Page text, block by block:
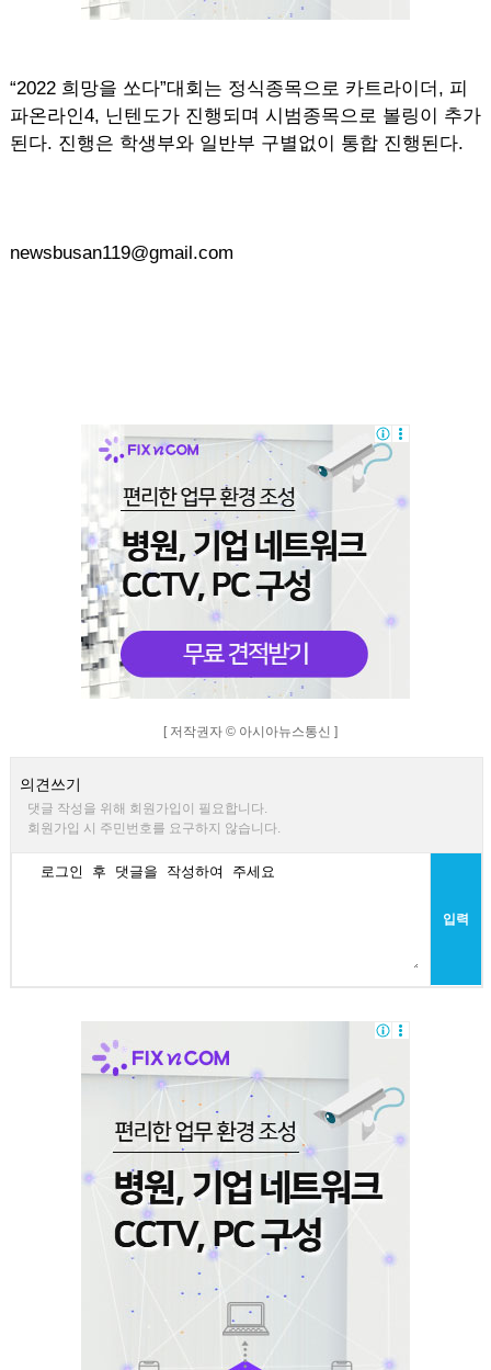
“2022 희망을 쏘다”대회는 정식종목으로 카트라이더, 피
파온라인4, 닌텐도가 진행되며 시범종목으로 볼링이 추가
된다. 진행은 학생부와 일반부 구별없이 통합 진행된다.
newsbusan119@gmail.com
[ 저작권자 © 아시아뉴스통신 ]
의견쓰기
댓글 작성을 위해 회원가입이 필요합니다.
회원가입 시 주민번호를 요구하지 않습니다.
입력